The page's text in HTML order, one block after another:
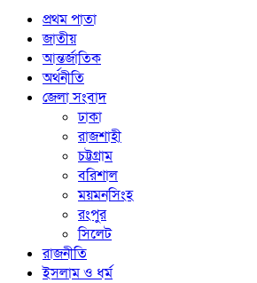
প্রথম পাতা
জাতীয়
আন্তর্জাতিক
অর্থনীতি
জেলা সংবাদ
ঢাকা
রাজশাহী
চট্টগ্রাম
বরিশাল
ময়মনসিংহ
রংপুর
সিলেট
রাজনীতি
ইসলাম ও ধর্ম